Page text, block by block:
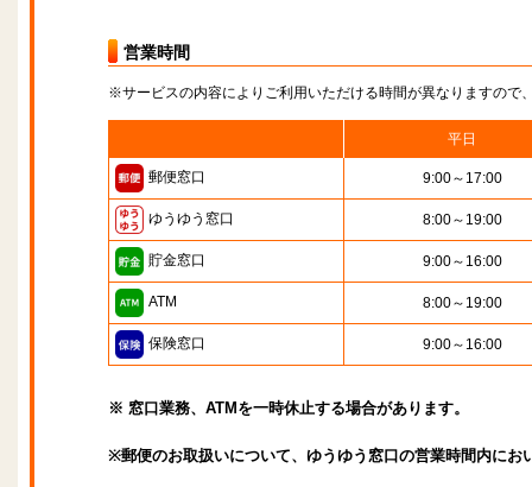
営業時間
※サービスの内容によりご利用いただける時間が異なりますので
平日
郵便窓口 9:00～17:00
ゆうゆう窓口 8:00～19:00
貯金窓口 9:00～16:00
ATM 8:00～19:00
保険窓口 9:00～16:00
※ 窓口業務、ATMを一時休止する場合があります。
※郵便のお取扱いについて、ゆうゆう窓口の営業時間内に